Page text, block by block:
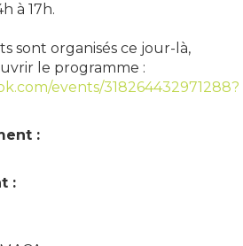
à 17h.
sont organisés ce jour-là,
le programme :
events/318264432971288?
:
: